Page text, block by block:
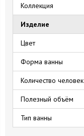
Коллекция
Изделие
Цвет
Форма ванны
Количество человек
Полезный объём
Тип ванны